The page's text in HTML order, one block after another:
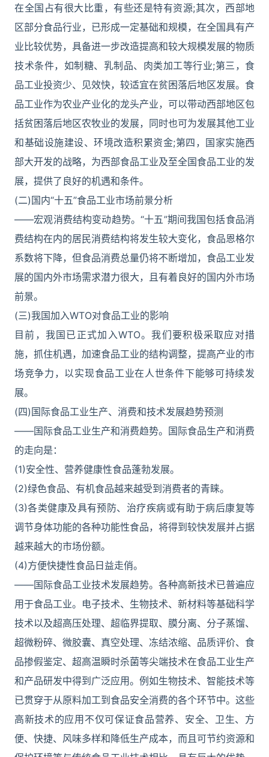
在全国占有很大比重，有些还是特有资源;其次，西部地
区部分食品行业，已形成一定基础和规模，在全国具有产
业比较优势，具备进一步改造提高和较大规模发展的物质
技术条件，如制糖、乳制品、肉类加工等行业;第三，食
品工业投资少、见效快，较适宜在贫困落后地区发展。食
品工业作为农业产业化的龙头产业，可以带动西部地区包
括贫困落后地区农牧业的发展，同时也可为发展其他工业
和基础设施建设、环境改造积累资金;第四，国家实施西
部大开发的战略，为西部食品工业及至全国食品工业的发
展，提供了良好的机遇和条件。
(二)国内“十五”食品工业市场前景分析
――宏观消费结构变动趋势。“十五”期间我国包括食品消
费结构在内的居民消费结构将发生较大变化，食品恩格尔
系数将下降，但食品消费总量仍将不断增加，食品工业发
展的国内外市场需求潜力很大，且有着良好的国内外市场
前景。
(三)我国加入WTO对食品工业的影响
目前，我国已正式加入WTO。我们要积极采取应对措
施，抓住机遇，加速食品工业的结构调整，提高产业的市
场竞争力，以实现食品工业在人世条件下能够可持续发
展。
(四)国际食品工业生产、消费和技术发展趋势预测
――国际食品工业生产和消费趋势。国际食品生产和消费
的走向是：
(1)安全性、营养健康性食品蓬勃发展。
(2)绿色食品、有机食品越来越受到消费者的青睐。
(3)各类健康及具有预防、治疗疾病或有助于病后康复等
调节身体功能的各种功能性食品，将得到较快发展并占据
越来越大的市场份额。
(4)方便快捷性食品日益走俏。
――国际食品工业技术发展趋势。各种高新技术已普遍应
用于食品工业。电子技术、生物技术、新材料等基础科学
技术以及超高压处理、超临界提取、膜分离、分子蒸馏、
超微粉碎、微胶囊、真空处理、冻结浓缩、品质评价、食
品掺假鉴定、超高温瞬时杀菌等尖端技术在食品工业生产
和产品研发中得到广泛应用。例如生物技术、智能技术等
已贯穿于从原料加工到食品安全消费的各个环节中。这些
高新技术的应用不仅可保证食品营养、安全、卫生、方
便、快捷、风味多样和降低生产成本，而且可节约资源和